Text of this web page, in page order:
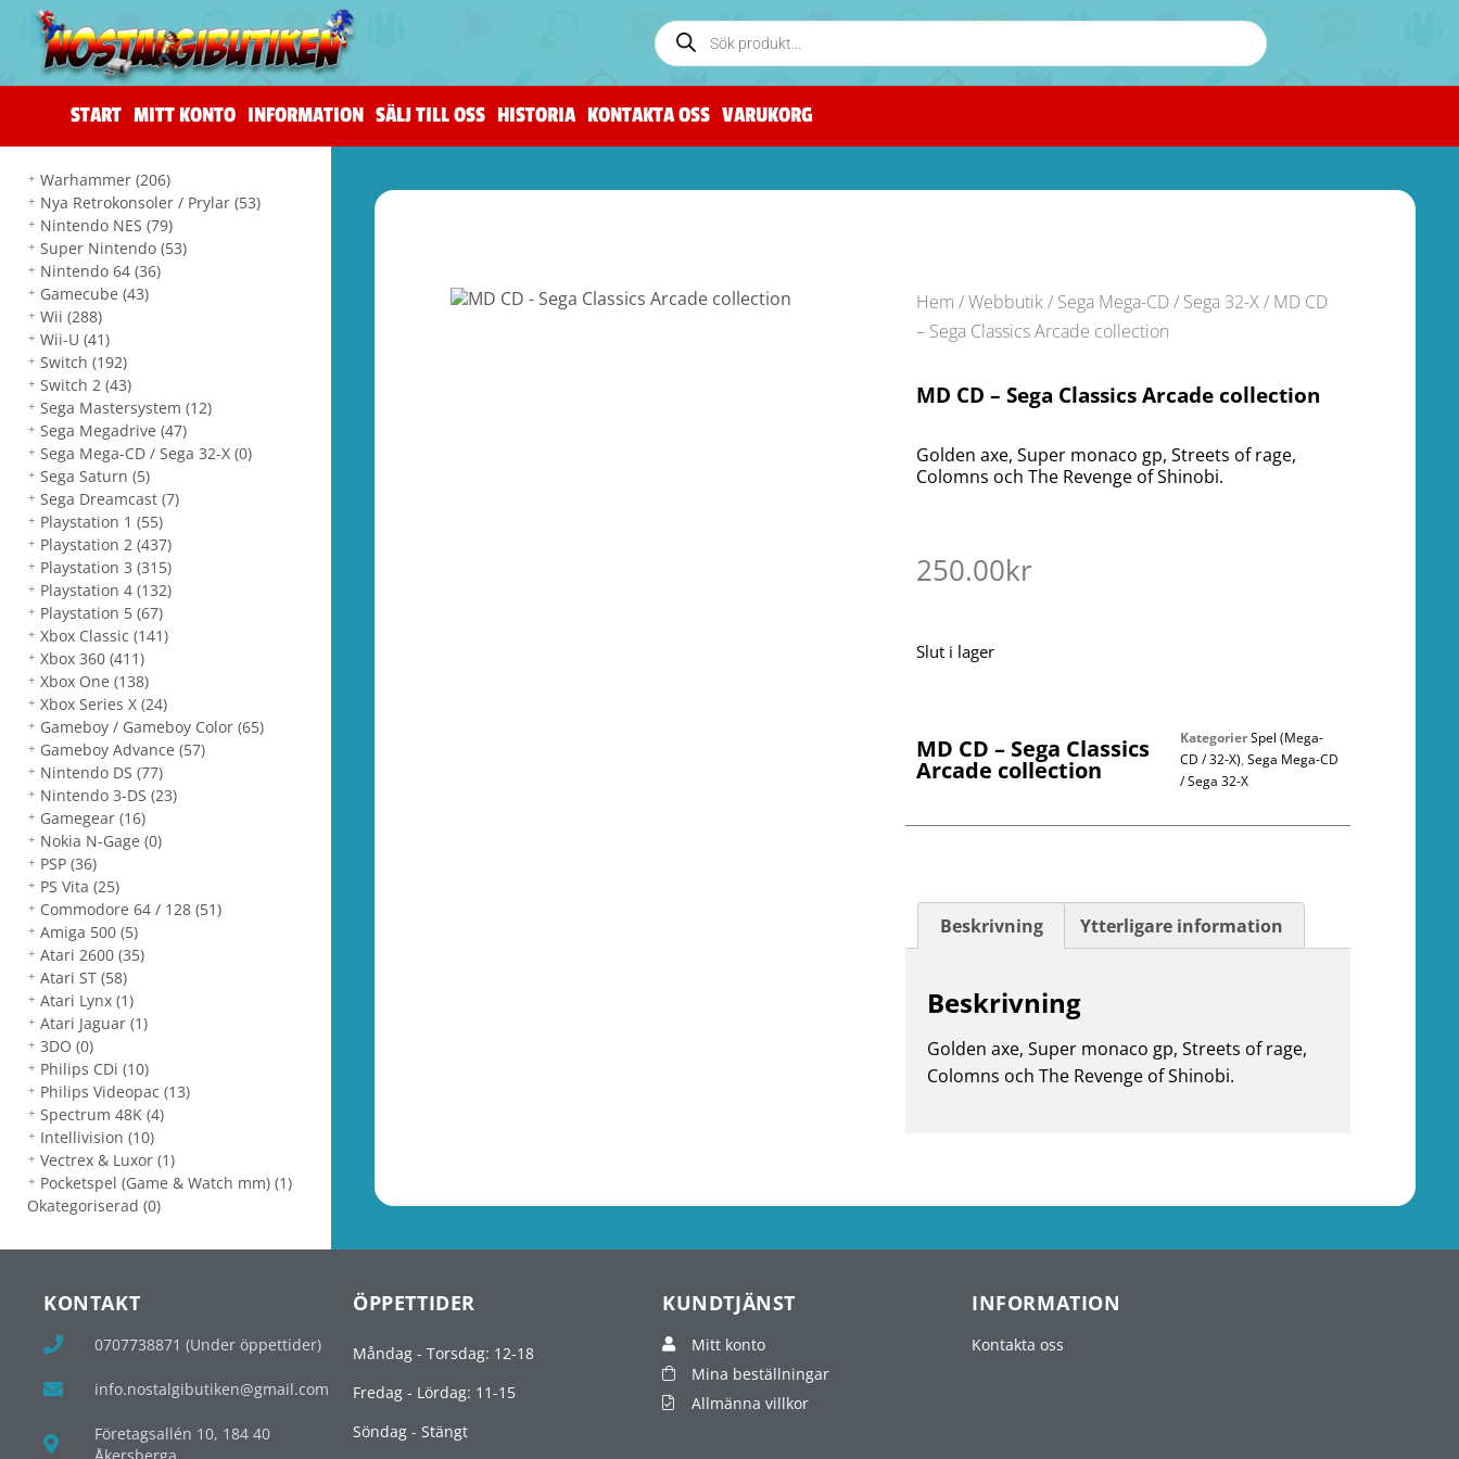
START MITT KONTO INFORMATION SÄLJ TILL OSS HISTORIA KONTAKTA OSS VARUKORG
Warhammer(206)
Nya Retrokonsoler / Prylar(53)
Nintendo NES(79)
Super Nintendo(53)
Nintendo 64(36)
Gamecube(43)
Wii(288)
Wii-U(41)
Switch(192)
Switch 2(43)
Sega Mastersystem(12)
Sega Megadrive(47)
Sega Mega-CD / Sega 32-X(0)
Sega Saturn(5)
Sega Dreamcast(7)
Playstation 1(55)
Playstation 2(437)
Playstation 3(315)
Playstation 4(132)
Playstation 5(67)
Xbox Classic(141)
Xbox 360(411)
Xbox One(138)
Xbox Series X(24)
Gameboy / Gameboy Color(65)
Gameboy Advance(57)
Nintendo DS(77)
Nintendo 3-DS(23)
Gamegear(16)
Nokia N-Gage(0)
PSP(36)
PS Vita(25)
Commodore 64 / 128(51)
Amiga 500(5)
Atari 2600(35)
Atari ST(58)
Atari Lynx(1)
Atari Jaguar(1)
3DO(0)
Philips CDi(10)
Philips Videopac(13)
Spectrum 48K(4)
Intellivision(10)
Vectrex & Luxor(1)
Pocketspel (Game & Watch mm)(1)
Okategoriserad (0)
Hem /Webbutik/ Sega Mega-CD / Sega 32-X/ MD CD
– Sega Classics Arcade collection
MD CD – Sega Classics Arcade collection
Golden axe, Super monaco gp, Streets of rage,
Colomns och The Revenge of Shinobi.
250.00kr
Slut i lager
MD CD – Sega Classics
Arcade collection
KategorierSpel (Mega-
CD / 32-X),Sega Mega-CD
/ Sega 32-X
Beskrivning Ytterligare information
Beskrivning
Golden axe, Super monaco gp, Streets of rage,
Colomns och The Revenge of Shinobi.
KONTAKT
0707738871 (Under öppettider)
info.nostalgibutiken@gmail.com
Företagsallén 10, 184 40
ÖPPETTIDER
Måndag - Torsdag: 12-18
Fredag - Lördag: 11-15
Söndag - Stängt
KUNDTJÄNST
Mitt konto
Mina beställningar
Allmänna villkor
INFORMATION
Kontakta oss